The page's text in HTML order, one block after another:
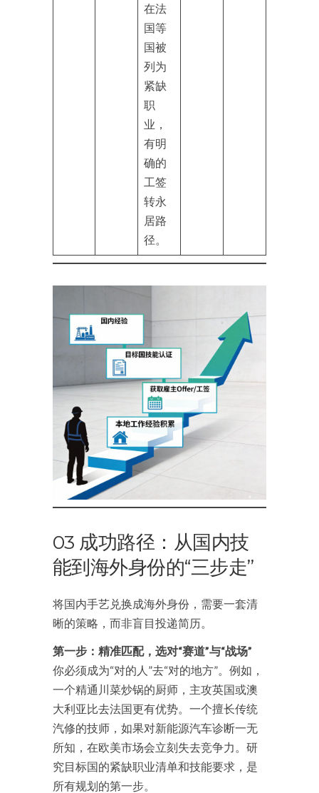
在法
国等
国被
列为
紧缺
职
业，
有明
确的
工签
转永
居路
径。
03 成功路径：从国内技
能到海外身份的“三步走”
将国内手艺兑换成海外身份，需要一套清
晰的策略，而非盲目投递简历。
第一步：精准匹配，选对“赛道”与“战场”
你必须成为“对的人”去“对的地方”。例如，
一个精通川菜炒锅的厨师，主攻英国或澳
大利亚比去法国更有优势。一个擅长传统
汽修的技师，如果对新能源汽车诊断一无
所知，在欧美市场会立刻失去竞争力。研
究目标国的紧缺职业清单和技能要求，是
所有规划的第一步。